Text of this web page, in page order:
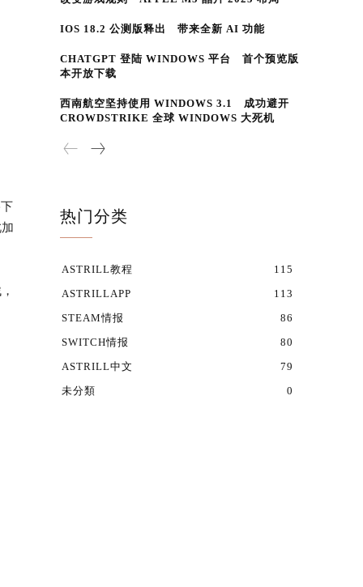
IOS 18.2 公测版释出 带来全新 AI 功能
CHATGPT 登陆 WINDOWS 平台 首个预览版
本开放下载
西南航空坚持使用 WINDOWS 3.1 成功避开
CROWDSTRIKE 全球 WINDOWS 大死机
热门分类
ASTRILL教程
115
ASTRILLAPP
113
STEAM情报
86
SWITCH情报
80
ASTRILL中文
79
未分類
0